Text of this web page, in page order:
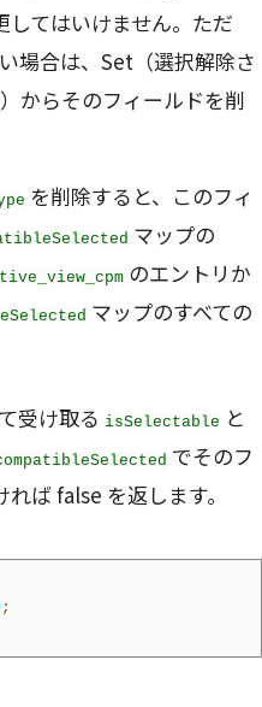
してはいけません。ただ
場合は、Set（選択解除さ
からそのフィールドを削
を削除すると、このフィ
マップの
のエントリか
マップのすべての
受け取る isSelectable と
でそのフ
ば false を返します。
;